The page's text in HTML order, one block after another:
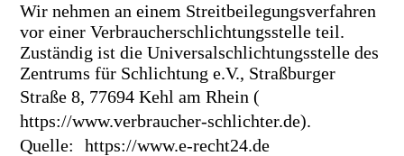
Wir nehmen an einem Streitbeilegungsverfahren
vor einer Verbraucherschlichtungsstelle teil.
Zuständig ist die Universalschlichtungsstelle des
Zentrums für Schlichtung e.V., Straßburger
Straße 8, 77694 Kehl am Rhein (
https://www.verbraucher-schlichter.de).
Quelle: https://www.e-recht24.de